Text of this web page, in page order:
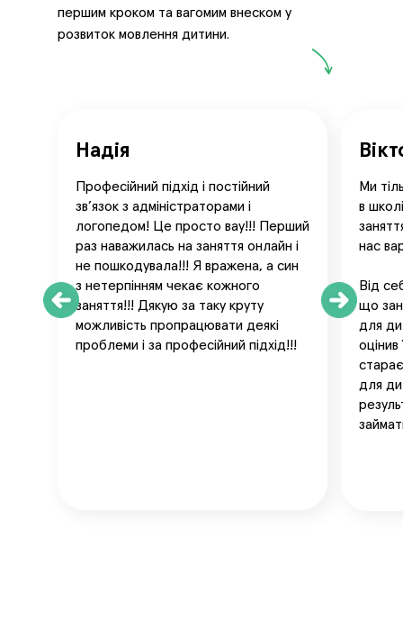
першим кроком та вагомим внеском у
розвиток мовлення дитини.
Ми
в
нас
Від
що
для
оцінив
для
Професійний підхід і постійний
звʼязок з адміністраторами і
логопедом! Це просто вау!!! Перший
раз наважилась на заняття онлайн і
не пошкодувала!!! Я вражена, а син
з нетерпінням чекає кожного
заняття!!! Дякую за таку круту
можливість пропрацювати деякі
проблеми і за професійний підхід!!!
Надія